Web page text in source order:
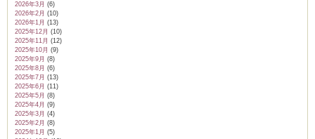
2026年3月 (6)
2026年2月 (10)
2026年1月 (13)
2025年12月 (10)
2025年11月 (12)
2025年10月 (9)
2025年9月 (8)
2025年8月 (6)
2025年7月 (13)
2025年6月 (11)
2025年5月 (8)
2025年4月 (9)
2025年3月 (4)
2025年2月 (8)
2025年1月 (5)